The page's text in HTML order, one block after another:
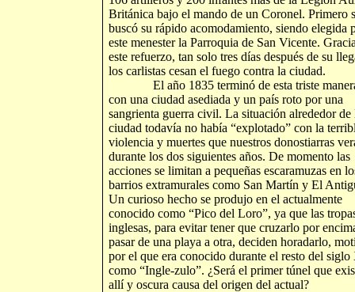
Británica bajo el mando de un Coronel. Primero
buscó su rápido acomodamiento, siendo elegida
este menester la Parroquia de San Vicente.
este refuerzo, tan solo tres días después de su
los carlistas cesan el fuego contra la ciudad.
El año 1835 terminó de esta triste
con una ciudad asediada y un país roto por una
sangrienta guerra civil. La situación alrededor de
ciudad todavía no había “explotado” con la
violencia y muertes que nuestros donostiarras
durante los dos siguientes años. De momento las
acciones se limitan a pequeñas escaramuzas en
barrios extramurales como San Martín y El
Un curioso hecho se produjo en el actualmente
conocido como “Pico del Loro”, ya que las
inglesas, para evitar tener que cruzarlo por
pasar de una playa a otra, deciden horadarlo,
por el que era conocido durante el resto del
como “Ingle-zulo”. ¿Será el primer túnel que
allí y oscura causa del origen del actual?